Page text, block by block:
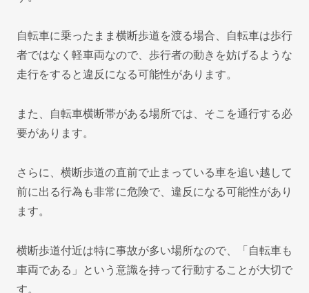
自転車に乗ったまま横断歩道を渡る場合、自転車は歩行
者ではなく軽車両なので、歩行者の動きを妨げるような
走行をすると違反になる可能性があります。
また、自転車横断帯がある場所では、そこを通行する必
要があります。
さらに、横断歩道の直前で止まっている車を追い越して
前に出る行為も非常に危険で、違反になる可能性があり
ます。
横断歩道付近は特に事故が多い場所なので、「自転車も
車両である」という意識を持って行動することが大切で
す。